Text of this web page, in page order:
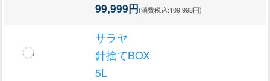
99,999円(消費税込:109,998円)
サラヤ
針捨てBOX
5L